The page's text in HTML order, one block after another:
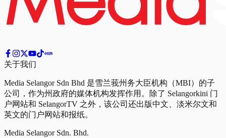
关于我们
Media Selangor Sdn Bhd 是雪兰莪州务大臣机构（MBI）的子
公司，作为州政府的媒体机构发挥作用。除了 Selangorkini 门
户网站和 SelangorTV 之外，该公司还出版中文、淡米尔文和
英文的门户网站和报纸。
Media Selangor Sdn. Bhd.